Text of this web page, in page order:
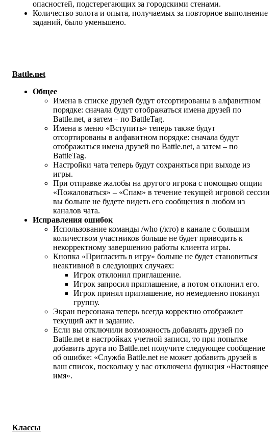
опасностей, подстерегающих за городскими стенами.
Количество золота и опыта, получаемых за повторное выполнение
заданий, было уменьшено.
Battle.net
Общее
Имена в списке друзей будут отсортированы в алфавитном
порядке: сначала будут отображаться имена друзей по
Battle.net, а затем – по BattleTag.
Имена в меню «Вступить» теперь также будут
отсортированы в алфавитном порядке: сначала будут
отображаться имена друзей по Battle.net, а затем – по
BattleTag.
Настройки чата теперь будут сохраняться при выходе из
игры.
При отправке жалобы на другого игрока с помощью опции
«Пожаловаться» – «Спам» в течение текущей игровой сессии
вы больше не будете видеть его сообщения в любом из
каналов чата.
Исправления ошибок
Использование команды /who (/кто) в канале с большим
количеством участников больше не будет приводить к
некорректному завершению работы клиента игры.
Кнопка «Пригласить в игру» больше не будет становиться
неактивной в следующих случаях:
Игрок отклонил приглашение.
Игрок запросил приглашение, а потом отклонил его.
Игрок принял приглашение, но немедленно покинул
группу.
Экран персонажа теперь всегда корректно отображает
текущий акт и задание.
Если вы отключили возможность добавлять друзей по
Battle.net в настройках учетной записи, то при попытке
добавить друга по Battle.net получите следующее сообщение
об ошибке: «Служба Battle.net не может добавить друзей в
ваш список, поскольку у вас отключена функция «Настоящее
имя».
Классы